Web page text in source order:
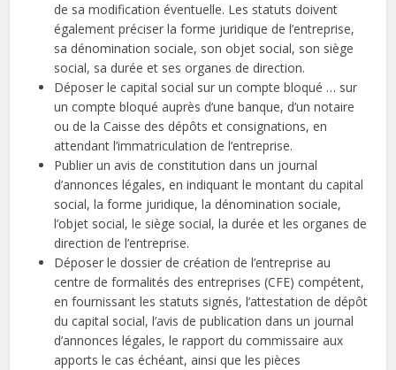
de sa modification éventuelle. Les statuts doivent
également préciser la forme juridique de l’entreprise,
sa dénomination sociale, son objet social, son siège
social, sa durée et ses organes de direction.
Déposer le capital social sur un compte bloqué … sur
un compte bloqué auprès d’une banque, d’un notaire
ou de la Caisse des dépôts et consignations, en
attendant l’immatriculation de l’entreprise.
Publier un avis de constitution dans un journal
d’annonces légales, en indiquant le montant du capital
social, la forme juridique, la dénomination sociale,
l’objet social, le siège social, la durée et les organes de
direction de l’entreprise.
Déposer le dossier de création de l’entreprise au
centre de formalités des entreprises (CFE) compétent,
en fournissant les statuts signés, l’attestation de dépôt
du capital social, l’avis de publication dans un journal
d’annonces légales, le rapport du commissaire aux
apports le cas échéant, ainsi que les pièces